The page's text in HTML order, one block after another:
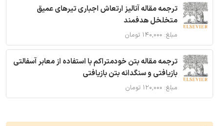
ترجمه مقاله آنالیز ارتعاش اجباری تیرهای عمیق
متخلخل هدفمند
مبلغ: ۱۴۰,۰۰۰ تومان
ترجمه مقاله بتن خودمتراکم با استفاده از معابر آسفالتی
بازیافتی و سنگدانه بتن بازیافتی
مبلغ: ۱۲۰,۰۰۰ تومان